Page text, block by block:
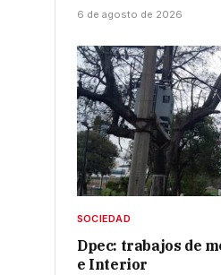
6 de agosto de 2026
SOCIEDAD
Dpec: trabajos de
e Interior